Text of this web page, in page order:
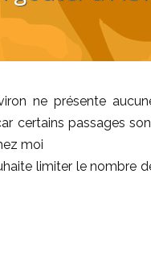
ne présente
certains passages
moi
limiter le nombre